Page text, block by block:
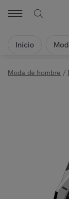
Inicio
Moda de hombre /